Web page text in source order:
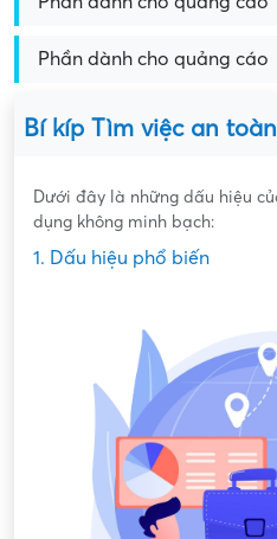
Phần dành cho quảng cáo
Bí kíp Tìm việc an toàn
Dưới đây là những dấu hiệu
dụng không minh bạch:
1. Dấu hiệu phổ biến